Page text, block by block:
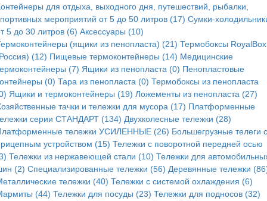
для отдыха, выходного дня, путешествий, рыбалки,
мероприятий от 5 до 50 литров (17) Сумки-
5 до 30 литров (6) Аксессуары (10)
(ящики из пенопласта) (21) Термобоксы RoyalBox
(12) Пищевые термоконтейнеры (14) Медицинские
(7) Ящики из пенопласта (0) Пенопластовые
(0) Тара из пенопласта (0) Термобоксы из пенопласта
Ящики и термоконтейнеры (19) Ложементы из пенопласта (27)
тачки и тележки для мусора (17) Платформенные
серии СТАНДАРТ (134) Двухколесные тележки (28)
тележки УСИЛЕННЫЕ (26) Большегрузные телеги с
устройством (15) Тележки с поворотной передней осью
Тележки из нержавеющей стали (10) Тележки для
(2) Специализированные тележки (56) Деревянные тележки
тележки (40) Тележки с системой охлаждения (6)
(44) Тележки для посуды (23) Тележки для подносов (32)